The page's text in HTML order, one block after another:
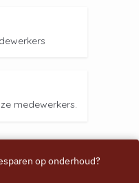
medewerkers.
op onderhoud?